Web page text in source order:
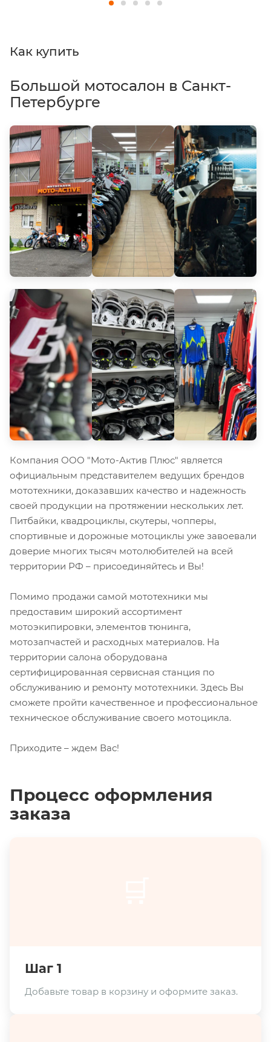
Как купить
Большой мотосалон в Санкт-
Петербурге
Компания ООО "Мото-Актив Плюс" является
официальным представителем ведущих брендов
мототехники, доказавших качество и надежность
своей продукции на протяжении нескольких лет.
Питбайки, квадроциклы, скутеры, чопперы,
спортивные и дорожные мотоциклы уже завоевали
доверие многих тысяч мотолюбителей на всей
территории РФ – присоединяйтесь и Вы!
Помимо продажи самой мототехники мы
предоставим широкий ассортимент
мотоэкипировки, элементов тюнинга,
мотозапчастей и расходных материалов. На
территории салона оборудована
сертифицированная сервисная станция по
обслуживанию и ремонту мототехники. Здесь Вы
сможете пройти качественное и профессиональное
техническое обслуживание своего мотоцикла.
Приходите – ждем Вас!
Процесс оформления
заказа
Шаг 1
Добавьте товар в корзину и оформите заказ.